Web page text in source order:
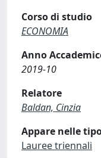
Corso di studio
ECONOMIA
Anno
2019-10
Relatore
Baldan, Cinzia
Appare nelle
Lauree triennali